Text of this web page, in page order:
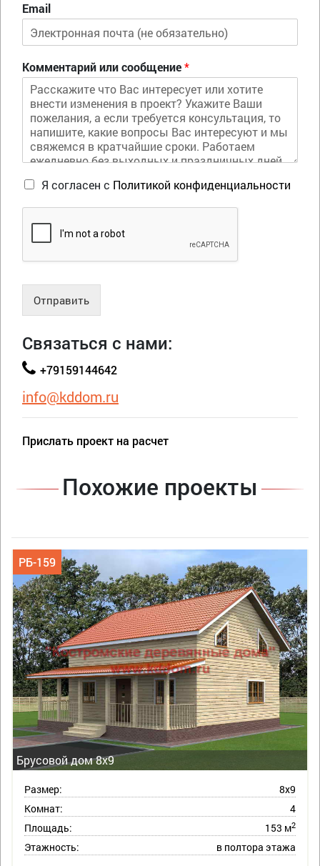
Email
Комментарий или сообщение*
Я согласен с Политикой конфиденциальности
Отправить
Связаться с нами:
+79159144642
info@kddom.ru
Прислать проект на расчет
Похожие проекты
Брусовой дом 8х9
РБ-159
Размер:
8х9
Комнат:
4
Площадь:
153 м2
Этажность: в полтора этажа